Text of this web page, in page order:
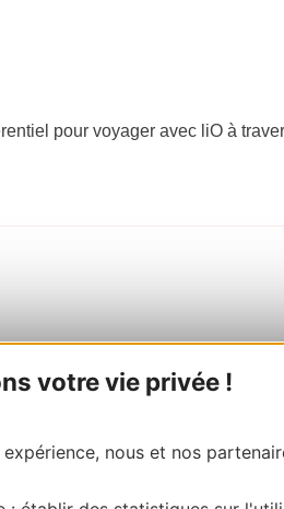
votre vie privée !
nous et nos
pour voyager avec liO à